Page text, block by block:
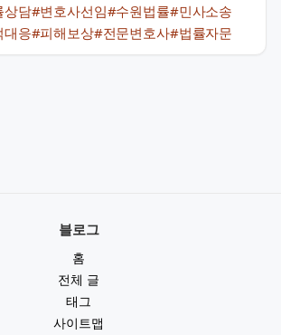
상담#변호사선임#수원법률#민사소송
대응#피해보상#전문변호사#법률자문
블로그
홈
전체 글
태그
사이트맵